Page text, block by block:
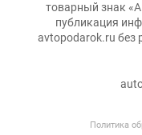
товарный знак
публикация
avtopodarok.ru без
Политика